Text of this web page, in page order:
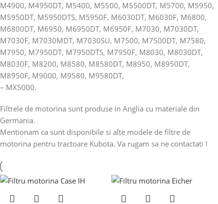
M4900, M4950DT, M5400, M5500, M5500DT, M5700, M5950,
M5950DT, M5950DTS, M5950F, M6030DT, M6030F, M6800,
M6800DT, M6950, M6950DT, M6950F, M7030, M7030DT,
M7030F, M7030MDT, M7030SU, M7500, M7500DT, M7580,
M7950, M7950DT, M7950DTS, M7950F, M8030, M8030DT,
M8030F, M8200, M8580, M8580DT, M8950, M8950DT,
M8950F, M9000, M9580, M9580DT,
– MX5000.
Filtrele de motorina sunt produse in Anglia cu materiale din
Germania.
Mentionam ca sunt disponibile si alte modele de filtre de
motorina pentru tractoare Kubota. Va rugam sa ne contactati !